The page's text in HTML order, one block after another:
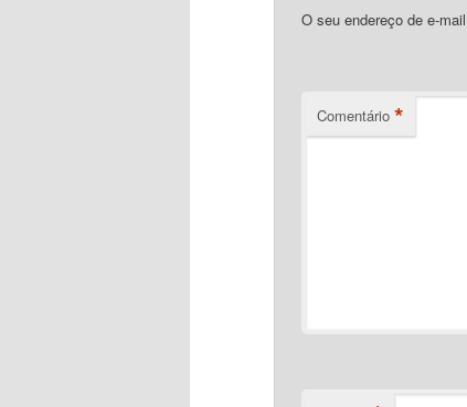
O seu endereço de e-
Comentário *